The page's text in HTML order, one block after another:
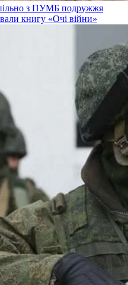
з ПУМБ подружжя
книгу «Очі війни»